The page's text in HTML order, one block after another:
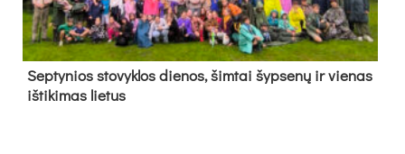
Sep­ty­nios sto­vyk­los die­nos, šim­tai šyp­se­nų ir vie­nas
iš­ti­ki­mas lie­tus